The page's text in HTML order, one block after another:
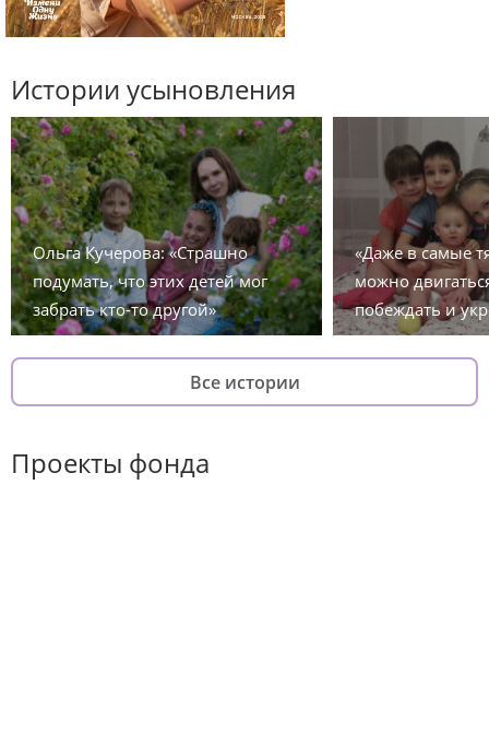
Истории усыновления
Ольга Кучерова: «Страшно
подумать, что этих детей мог
забрать кто-то другой»
«Даже в самые
можно
побеждать и
Все истории
Проекты фонда